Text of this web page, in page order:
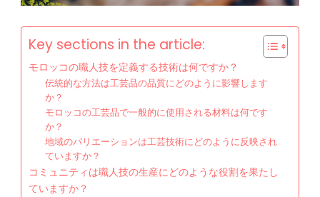
Key sections in the article:
モロッコの職人技を定義する技術は何ですか？
伝統的な方法は工芸品の品質にどのように影響します
か？
モロッコの工芸品で一般的に使用される材料は何です
か？
地域のバリエーションは工芸技術にどのように反映され
ていますか？
コミュニティは職人技の生産にどのような役割を果たし
ていますか？